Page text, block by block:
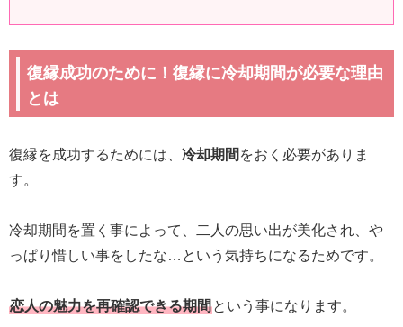
復縁成功のために！復縁に冷却期間が必要な理由
とは
復縁を成功するためには、 冷却期間 をおく必要がありま
す。
冷却期間を置く事によって、二人の思い出が美化され、や
っぱり惜しい事をしたな…という気持ちになるためです。
恋人の魅力を再確認できる期間という事になります。